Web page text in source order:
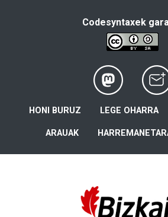
Codesyntaxek
HONI BURUZ LEGE OHARRA
ARAUAK